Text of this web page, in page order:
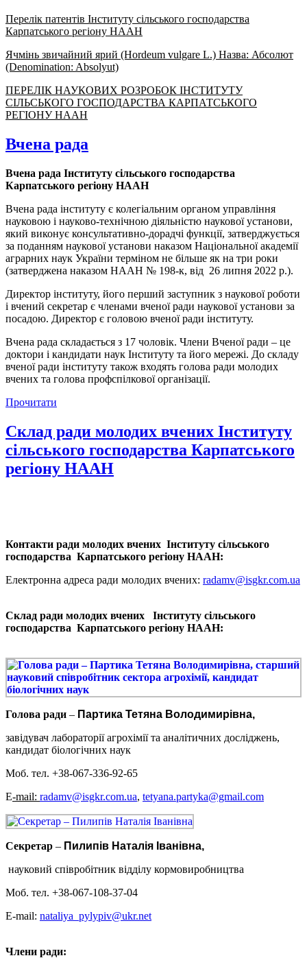
Перелік патентів Інституту сільського господарства
Карпатського регіону НААН
Ячмінь звичайний ярий (Hordeum vulgare L.) Назва: Абсолют
(Denomination: Absolyut)
ПЕРЕЛІК НАУКОВИХ РОЗРОБОК ІНСТИТУТУ
СІЛЬСЬКОГО ГОСПОДАРСТВА КАРПАТСЬКОГО
РЕГІОНУ НААН
Вчена рада
Вчена рада Інституту сільського господарства
Карпатського регіону НААН
Вчена рада інституту є колегіальним органом управління
науковою і науково-технічною діяльністю наукової установи,
який виконує консультативно-дорадчі функції, затверджується
за поданням наукової установи наказом Національної академії
аграрних наук України терміном не більше як на три роки
(затверджена наказом НААН № 198-к, від 26 липня 2022 р.).
Директор інституту, його перший заступник з наукової роботи
і вчений секретар є членами вченої ради наукової установи за
посадою. Директор є головою вченої ради інституту.
Вчена рада складається з 17 чоловік. Члени Вченої ради – це
доктори і кандидати наук Інституту та його мережі. До складу
вченої ради інституту також входять голова ради молодих
вчених та голова профспілкової організації.
Прочитати
Склад ради молодих вчених Інституту
сільського господарства Карпатського
регіону НААН
Контакти ради молодих вчених Інституту сільського
господарства Карпатського регіону НААН:
Електронна адреса ради молодих вчених: radamv@isgkr.com.ua
Склад ради молодих вчених
Інституту сільського
господарства Карпатського регіону НААН:
Голова ради – Партика Тетяна Володимирівна,
завідувач лабораторії агрохімії та аналітичних досліджень,
кандидат біологічних наук
Моб. тел. +38-067-336-92-65
Е-mail: radamv@isgkr.com.ua, tetyana.partyka@gmail.com
Секретар – Пилипів Наталія Іванівна,
науковий співробітник відділу кормовиробництва
Моб. тел. +38-067-108-37-04
Е-mail: nataliya_pylypiv@ukr.net
Члени ради: